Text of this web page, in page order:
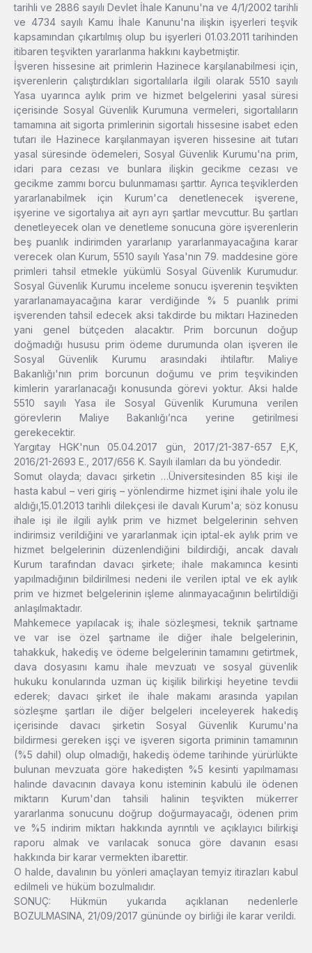
tarihli ve 2886 sayılı Devlet İhale Kanunu'na ve 4/1/2002 tarihli
ve 4734 sayılı Kamu İhale Kanunu'na ilişkin işyerleri teşvik
kapsamından çıkartılmış olup bu işyerleri 01.03.2011 tarihinden
itibaren teşvikten yararlanma hakkını kaybetmiştir.
İşveren hissesine ait primlerin Hazinece karşılanabilmesi için,
işverenlerin çalıştırdıkları sigortalılarla ilgili olarak 5510 sayılı
Yasa uyarınca aylık prim ve hizmet belgelerini yasal süresi
içerisinde Sosyal Güvenlik Kurumuna vermeleri, sigortalıların
tamamına ait sigorta primlerinin sigortalı hissesine isabet eden
tutarı ile Hazinece karşılanmayan işveren hissesine ait tutarı
yasal süresinde ödemeleri, Sosyal Güvenlik Kurumu'na prim,
idari para cezası ve bunlara ilişkin gecikme cezası ve
gecikme zammı borcu bulunmaması şarttır. Ayrıca teşviklerden
yararlanabilmek için Kurum'ca denetlenecek işverene,
işyerine ve sigortalıya ait ayrı ayrı şartlar mevcuttur. Bu şartları
denetleyecek olan ve denetleme sonucuna göre işverenlerin
beş puanlık indirimden yararlanıp yararlanmayacağına karar
verecek olan Kurum, 5510 sayılı Yasa'nın 79. maddesine göre
primleri tahsil etmekle yükümlü Sosyal Güvenlik Kurumudur.
Sosyal Güvenlik Kurumu inceleme sonucu işverenin teşvikten
yararlanamayacağına karar verdiğinde % 5 puanlık primi
işverenden tahsil edecek aksi takdirde bu miktarı Hazineden
yani genel bütçeden alacaktır. Prim borcunun doğup
doğmadığı hususu prim ödeme durumunda olan işveren ile
Sosyal Güvenlik Kurumu arasındaki ihtilaftır. Maliye
Bakanlığı'nın prim borcunun doğumu ve prim teşvikinden
kimlerin yararlanacağı konusunda görevi yoktur. Aksi halde
5510 sayılı Yasa ile Sosyal Güvenlik Kurumuna verilen
görevlerin Maliye Bakanlığı’nca yerine getirilmesi
gerekecektir.
Yargıtay HGK'nun 05.04.2017 gün, 2017/21-387-657 E,K,
2016/21-2693 E., 2017/656 K. Sayılı ilamları da bu yöndedir.
Somut olayda; davacı şirketin …Üniversitesinden 85 kişi ile
hasta kabul – veri giriş – yönlendirme hizmet işini ihale yolu ile
aldığı,15.01.2013 tarihli dilekçesi ile davalı Kurum'a; söz konusu
ihale işi ile ilgili aylık prim ve hizmet belgelerinin sehven
indirimsiz verildiğini ve yararlanmak için iptal-ek aylık prim ve
hizmet belgelerinin düzenlendiğini bildirdiği, ancak davalı
Kurum tarafından davacı şirkete; ihale makamınca kesinti
yapılmadığının bildirilmesi nedeni ile verilen iptal ve ek aylık
prim ve hizmet belgelerinin işleme alınmayacağının belirtildiği
anlaşılmaktadır.
Mahkemece yapılacak iş; ihale sözleşmesi, teknik şartname
ve var ise özel şartname ile diğer ihale belgelerinin,
tahakkuk, hakediş ve ödeme belgelerinin tamamını getirtmek,
dava dosyasını kamu ihale mevzuatı ve sosyal güvenlik
hukuku konularında uzman üç kişilik bilirkişi heyetine tevdii
ederek; davacı şirket ile ihale makamı arasında yapılan
sözleşme şartları ile diğer belgeleri inceleyerek hakediş
içerisinde davacı şirketin Sosyal Güvenlik Kurumu'na
bildirmesi gereken işçi ve işveren sigorta priminin tamamının
(%5 dahil) olup olmadığı, hakediş ödeme tarihinde yürürlükte
bulunan mevzuata göre hakedişten %5 kesinti yapılmaması
halinde davacının davaya konu isteminin kabulü ile ödenen
miktarın Kurum'dan tahsili halinin teşvikten mükerrer
yararlanma sonucunu doğrup doğurmayacağı, ödenen prim
ve %5 indirim miktarı hakkında ayrıntılı ve açıklayıcı bilirkişi
raporu almak ve varılacak sonuca göre davanın esası
hakkında bir karar vermekten ibarettir.
O halde, davalının bu yönleri amaçlayan temyiz itirazları kabul
edilmeli ve hüküm bozulmalıdır.
SONUÇ: Hükmün yukarıda açıklanan nedenlerle
BOZULMASINA, 21/09/2017 gününde oy birliği ile karar verildi.